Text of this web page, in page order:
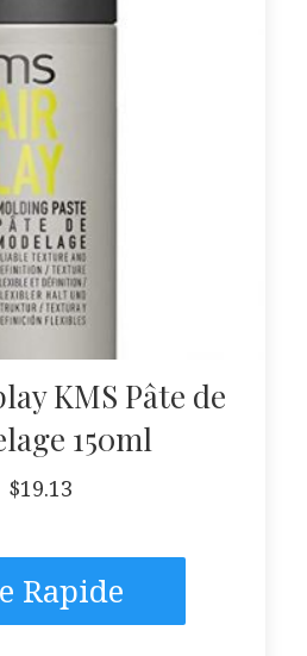
KMS Pâte de
150ml
$19.13
Rapide